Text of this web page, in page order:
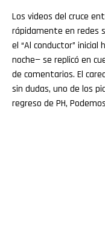
Los videos del cruce
rápidamente en redes
el “Al conductor”
noche— se replicó en
de comentarios. El
sin dudas, uno de los
regreso de PH,